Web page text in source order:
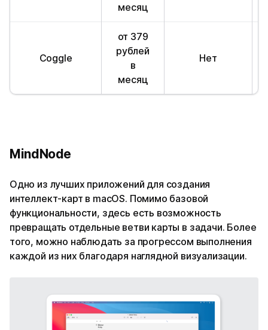
месяц
Coggle
от 379
рублей
в
месяц
Нет
MindNode
Одно из лучших приложений для создания
интеллект-карт в macOS. Помимо базовой
функциональности, здесь есть возможность
превращать отдельные ветви карты в задачи. Более
того, можно наблюдать за прогрессом выполнения
каждой из них благодаря наглядной визуализации.